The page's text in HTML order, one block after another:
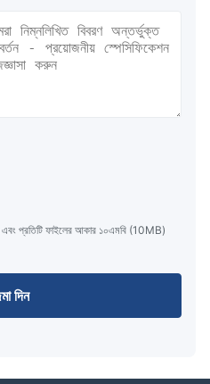
প্রতিটি ফাইলের আকার ১০এমবি (10MB)
দিন